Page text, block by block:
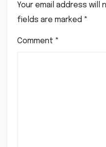
Your email address will
fields are marked *
Comment *